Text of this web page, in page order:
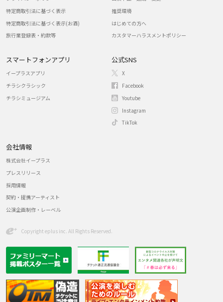
特定商取引法に基づく表示
特定商取引法に基づく表示(お酒)
旅行業登録表・約款等
推奨環境
はじめての方へ
カスタマーハラスメントポリシー
スマートフォンアプリ
イープラスアプリ
チラシクラシック
チラシミュージアム
公式SNS
X
Facebook
Youtube
Instagram
TikTok
会社情報
株式会社イープラス
プレスリリース
採用情報
契約・提携アーティスト
公演企画制作・レーベル
Copyright eplus inc. All Rights Reserved.